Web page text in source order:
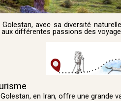
Golestan, avec sa diversité
différentes passions des
en Iran, offre une grande